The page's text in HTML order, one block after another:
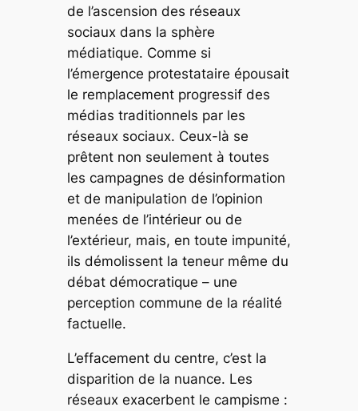
de l’ascension des réseaux
sociaux dans la sphère
médiatique. Comme si
l’émergence protestataire épousait
le remplacement progressif des
médias traditionnels par les
réseaux sociaux. Ceux-là se
prêtent non seulement à toutes
les campagnes de désinformation
et de manipulation de l’opinion
menées de l’intérieur ou de
l’extérieur, mais, en toute impunité,
ils démolissent la teneur même du
débat démocratique – une
perception commune de la réalité
factuelle.
L’effacement du centre, c’est la
disparition de la nuance. Les
réseaux exacerbent le campisme :